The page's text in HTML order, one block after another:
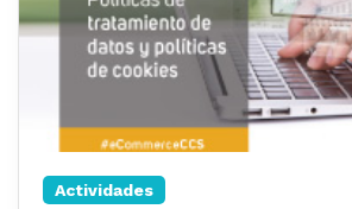
Actividades